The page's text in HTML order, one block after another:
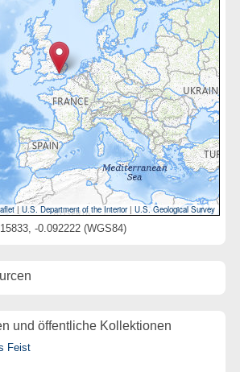
| U.S. Department of the Interior|U.S. Geological Survey
-0.092222 (WGS84)
und öffentliche Kollektionen
Feist